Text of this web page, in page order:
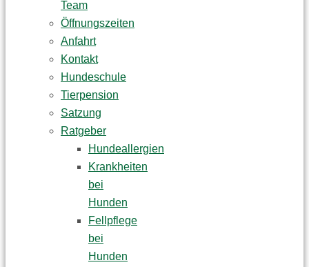
Team
Öffnungszeiten
Anfahrt
Kontakt
Hundeschule
Tierpension
Satzung
Ratgeber
Hundeallergien
Krankheiten
bei
Hunden
Fellpflege
bei
Hunden